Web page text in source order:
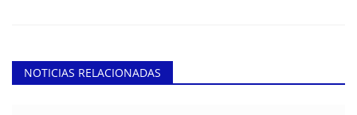
NOTICIAS RELACIONADAS